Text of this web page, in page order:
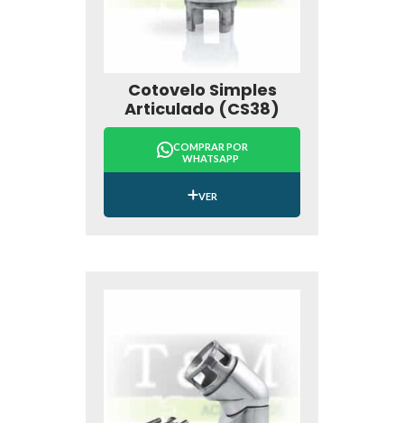
Cotovelo Simples
Articulado (CS38)
COMPRAR POR
WHATSAPP
VER